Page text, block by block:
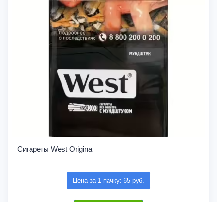
Сигареты West Original
Цена за 1 пачку: 65 руб.